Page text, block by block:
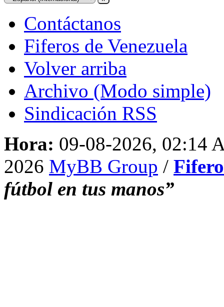
Contáctanos
Fiferos de Venezuela
Volver arriba
Archivo (Modo simple)
Sindicación RSS
Hora: 09-08-2026, 02:14
2026 MyBB Group /
fútbol en tus manos”